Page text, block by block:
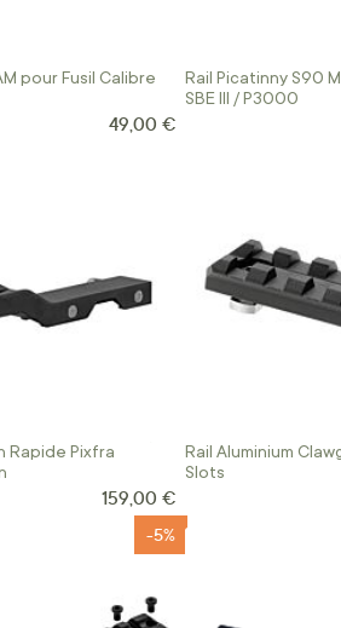
pour Fusil Calibre
49,00 €
Rail Picatinny S90
SBE III / P3000
Rapide Pixfra
159,00 €
Rail Aluminium
Slots
-5%